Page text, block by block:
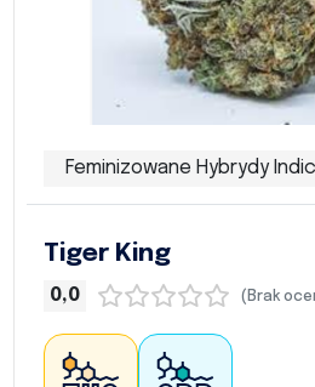
Feminizowane Hybrydy
Tiger King
0,0 (Brak